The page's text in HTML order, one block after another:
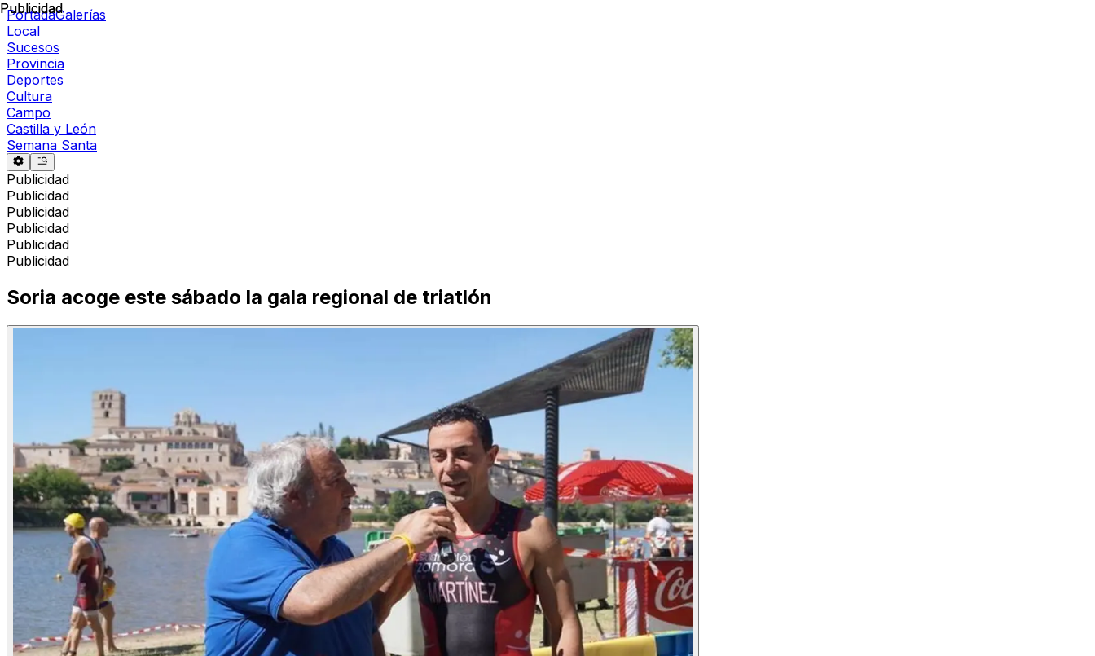
PortadaGalerías
Local
Sucesos
Provincia
Deportes
Cultura
Campo
Castilla y León
Semana Santa
Publicidad
Publicidad
Publicidad
Publicidad
Publicidad
Publicidad
Publicidad
Soria acoge este sábado la gala regional de triatlón
Publicidad